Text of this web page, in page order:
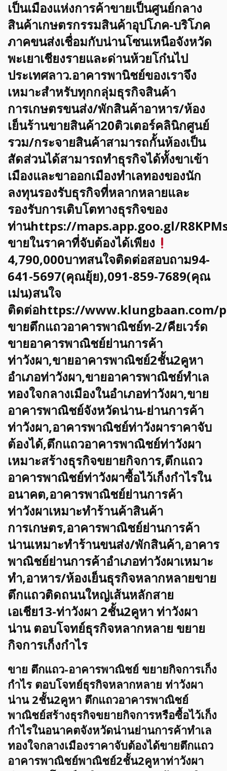
เป็นเมืองแห่งการค้าขายเป็นศูนย์กลาง
สินค้าเกษตรกรรมสินค้าอุปโภค-บริโภค
ภาคขนส่งเชื่อมกับน่านโซนเหนือจังหวัด
พะเยาเชียงรายและด่านห้วยโก๋นไป
ประเทศลาว.อาคารพานิชย์ของเราจึง
เหมาะสำหรับทุกกลุ่มธุรกิจสินค้า
การเกษตรขนส่ง/พักสินค้าอาหาร/ห้อง
เย็นร้านขายสินค้า20ติวเตอร์คลินิกศูนย์
รวม/กระจายสินค้าสามารถกั้นห้องเป็น
สัดส่วนได้สามารถทำธุรกิจได้ทั้งขาเข้า
เมืองและขาออกเมืองทำเลทองของนัก
ลงทุนรองรับธุรกิจที่หลากหลายและ
รองรับการเติบโตทางธุรกิจของ
ท่านhttps://maps.app.goo.gl/
ขายในราคาที่จับต้องได้เพียง
4,790,000บาทสนใจติดต่อสอบถาม94-
641-5697(คุณยุ้ย),091-859-7689(คุณ
เม่น)สนใจ
ติดต่อhttps://www.klungbaan.com/
ขายตึกแถวอาคารพาณิชย์ท-2/คียเวร์ด
ขายอาคารพาณิชย์ย่านการค้า
ท่าวังผา,ขายอาคารพาณิชย์2ชั้น2คูหา
อำเภอท่าวังผา,ขายอาคารพาณิชย์ทำเล
ทองใจกลางเมืองในอำเภอท่าวังผา,ขาย
อาคารพาณิชย์จังหวัดน่าน-ย่านการค้า
ท่าวังผา,อาคารพาณิชย์ท่าวังผาราคาจับ
ต้องได้,ตึกแถวอาคารพาณิชย์ท่าวังผา
เหมาะสร้างธุรกิจขยายกิจการ,ตึกแถว
อาคารพาณิชย์ท่าวังผาซื้อไว้เก็งกำไรใน
อนาคต,อาคารพาณิชย์ย่านการค้า
ท่าวังผาเหมาะทำร้านค้าสินค้า
การเกษตร,อาคารพาณิชย์ย่านการค้า
น่านเหมาะทำร้านขนส่ง/พักสินค้า,อาคาร
พาณิชย์ย่านการค้าอำเภอท่าวังผาเหมาะ
ทำ,อาหาร/ห้องเย็นธุรกิจหลากหลายขาย
ตึกแถวติดถนนใหญ่เส้นหลักสาย
เอเชีย13-ท่าวังผา 2ชั้น2คูหา ท่าวังผา
น่าน ตอบโจทย์ธุรกิจหลากหลาย ขยาย
กิจการเก็งกำไร
ขาย ตึกแถว-อาคารพาณิชย์ ขยายกิจการเก็ง
กำไร ตอบโจทย์ธุรกิจหลากหลาย ท่าวังผา
น่าน 2ชั้น2คูหา ตึกแถวอาคารพาณิชย์
พาณิชย์สร้างธุรกิจขยายกิจการหรือซื้อไว้เก็ง
กำไรในอนาคตจังหวัดน่านย่านการค้าทำเล
ทองใจกลางเมืองราคาจับต้องได้ขายตึกแถว
อาคารพาณิชย์พาณิชย์2ชั้น2คูหาท่าวังผา